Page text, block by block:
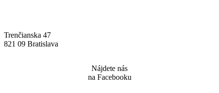
Trenčianska 47
821 09 Bratislava
Nájdete nás
na Facebooku